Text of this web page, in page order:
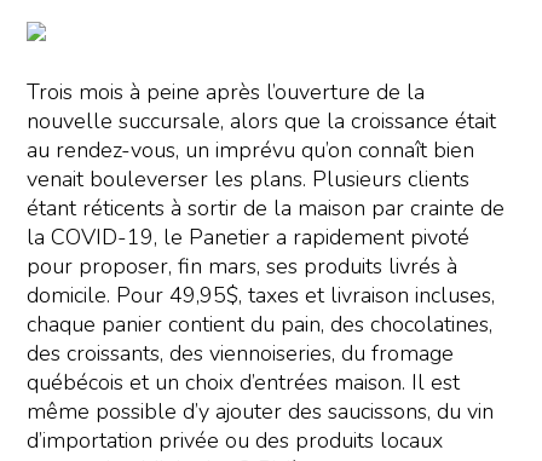
Trois mois à peine après l’ouverture de la
nouvelle succursale, alors que la croissance était
au rendez-vous, un imprévu qu’on connaît bien
venait bouleverser les plans. Plusieurs clients
étant réticents à sortir de la maison par crainte de
la COVID-19, le Panetier a rapidement pivoté
pour proposer, fin mars, ses produits livrés à
domicile. Pour 49,95$, taxes et livraison incluses,
chaque panier contient du pain, des chocolatines,
des croissants, des viennoiseries, du fromage
québécois et un choix d’entrées maison. Il est
même possible d’y ajouter des saucissons, du vin
d’importation privée ou des produits locaux